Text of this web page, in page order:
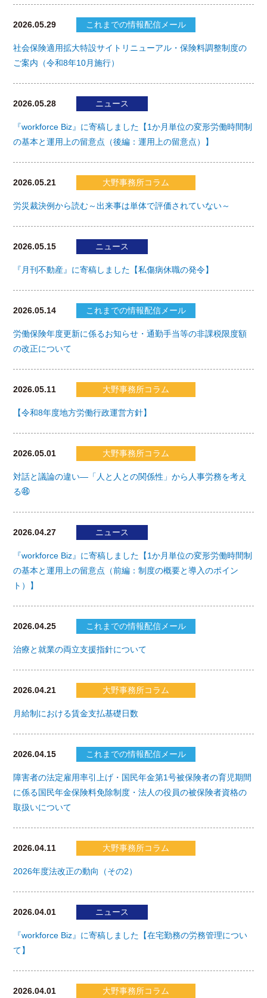
2026.05.29 これまでの情報配信メール
社会保険適用拡大特設サイトリニューアル・保険料調整制度の
ご案内（令和8年10月施行）
2026.05.28 ニュース
『workforce Biz』に寄稿しました【1か月単位の変形労働時間制
の基本と運用上の留意点（後編：運用上の留意点）】
2026.05.21 大野事務所コラム
労災裁決例から読む～出来事は単体で評価されていない～
2026.05.15 ニュース
『月刊不動産』に寄稿しました【私傷病休職の発令】
2026.05.14 これまでの情報配信メール
労働保険年度更新に係るお知らせ・通勤手当等の非課税限度額
の改正について
2026.05.11 大野事務所コラム
【令和8年度地方労働行政運営方針】
2026.05.01 大野事務所コラム
対話と議論の違い―「人と人との関係性」から人事労務を考え
る㊻
2026.04.27 ニュース
『workforce Biz』に寄稿しました【1か月単位の変形労働時間制
の基本と運用上の留意点（前編：制度の概要と導入のポイン
ト）】
2026.04.25 これまでの情報配信メール
治療と就業の両立支援指針について
2026.04.21 大野事務所コラム
月給制における賃金支払基礎日数
2026.04.15 これまでの情報配信メール
障害者の法定雇用率引上げ・国民年金第1号被保険者の育児期間
に係る国民年金保険料免除制度・法人の役員の被保険者資格の
取扱いについて
2026.04.11 大野事務所コラム
2026年度法改正の動向（その2）
2026.04.01 ニュース
『workforce Biz』に寄稿しました【在宅勤務の労務管理につい
て】
2026.04.01 大野事務所コラム